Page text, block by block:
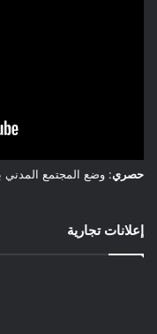
حصري: وضع المجتمع المدني
إعلانات تجارية